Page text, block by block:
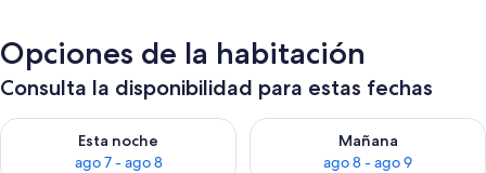
Opciones de la habitación
Consulta la disponibilidad para estas fechas
Esta noche
ago 7 - ago 8
Consulta la disponibilidad para esta noche, ago 7 - ago 8
Mañana
ago 8 - ago 9
Consulta la disponibilidad